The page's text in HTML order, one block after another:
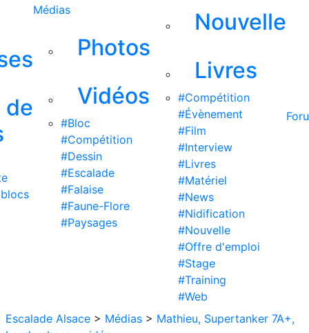
de
Médias
Photos
Vidéos
#Bloc
#Compétition
#Dessin
#Escalade
#Falaise
#Faune-Flore
#Paysages
Nouvelle
Livres
#Compétition
#Évènement
#Film
#Interview
#Livres
#Matériel
#News
#Nidification
#Nouvelle
#Offre d'emploi
#Stage
#Training
#Web
Escalade Alsace > Médias > Mathieu, Supertanker 7A+,